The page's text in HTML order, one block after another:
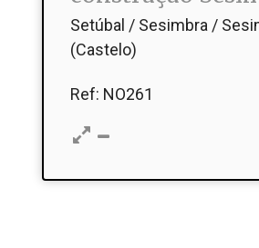
Setúbal / Sesimbra /
(Castelo)
Ref: NO261